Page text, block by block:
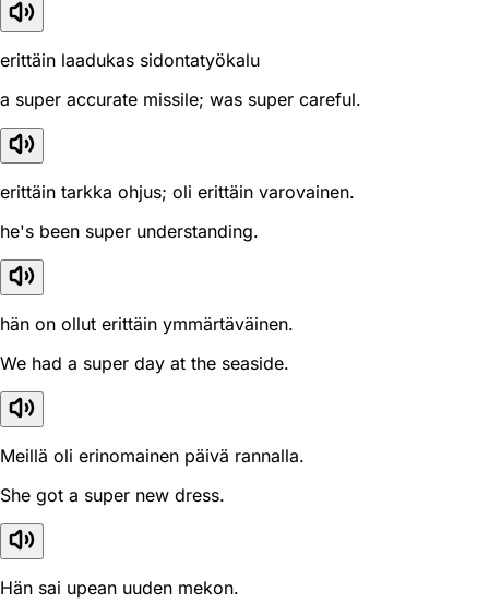
erittäin laadukas sidontatyökalu
a super accurate missile; was super careful.
erittäin tarkka ohjus; oli erittäin varovainen.
he's been super understanding.
hän on ollut erittäin ymmärtäväinen.
We had a super day at the seaside.
Meillä oli erinomainen päivä rannalla.
She got a super new dress.
Hän sai upean uuden mekon.